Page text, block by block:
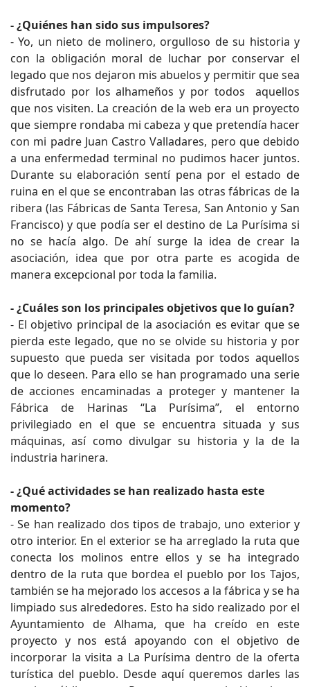
- ¿Quiénes han sido sus impulsores?
- Yo, un nieto de molinero, orgulloso de su historia y
con la obligación moral de luchar por conservar el
legado que nos dejaron mis abuelos y permitir que sea
disfrutado por los alhameños y por todos aquellos
que nos visiten. La creación de la web era un proyecto
que siempre rondaba mi cabeza y que pretendía hacer
con mi padre Juan Castro Valladares, pero que debido
a una enfermedad terminal no pudimos hacer juntos.
Durante su elaboración sentí pena por el estado de
ruina en el que se encontraban las otras fábricas de la
ribera (las Fábricas de Santa Teresa, San Antonio y San
Francisco) y que podía ser el destino de La Purísima si
no se hacía algo. De ahí surge la idea de crear la
asociación, idea que por otra parte es acogida de
manera excepcional por toda la familia.
- ¿Cuáles son los principales objetivos que lo guían?
- El objetivo principal de la asociación es evitar que se
pierda este legado, que no se olvide su historia y por
supuesto que pueda ser visitada por todos aquellos
que lo deseen. Para ello se han programado una serie
de acciones encaminadas a proteger y mantener la
Fábrica de Harinas “La Purísima”, el entorno
privilegiado en el que se encuentra situada y sus
máquinas, así como divulgar su historia y la de la
industria harinera.
- ¿Qué actividades se han realizado hasta este
momento?
- Se han realizado dos tipos de trabajo, uno exterior y
otro interior. En el exterior se ha arreglado la ruta que
conecta los molinos entre ellos y se ha integrado
dentro de la ruta que bordea el pueblo por los Tajos,
también se ha mejorado los accesos a la fábrica y se ha
limpiado sus alrededores. Esto ha sido realizado por el
Ayuntamiento de Alhama, que ha creído en este
proyecto y nos está apoyando con el objetivo de
incorporar la visita a La Purísima dentro de la oferta
turística del pueblo. Desde aquí queremos darles las